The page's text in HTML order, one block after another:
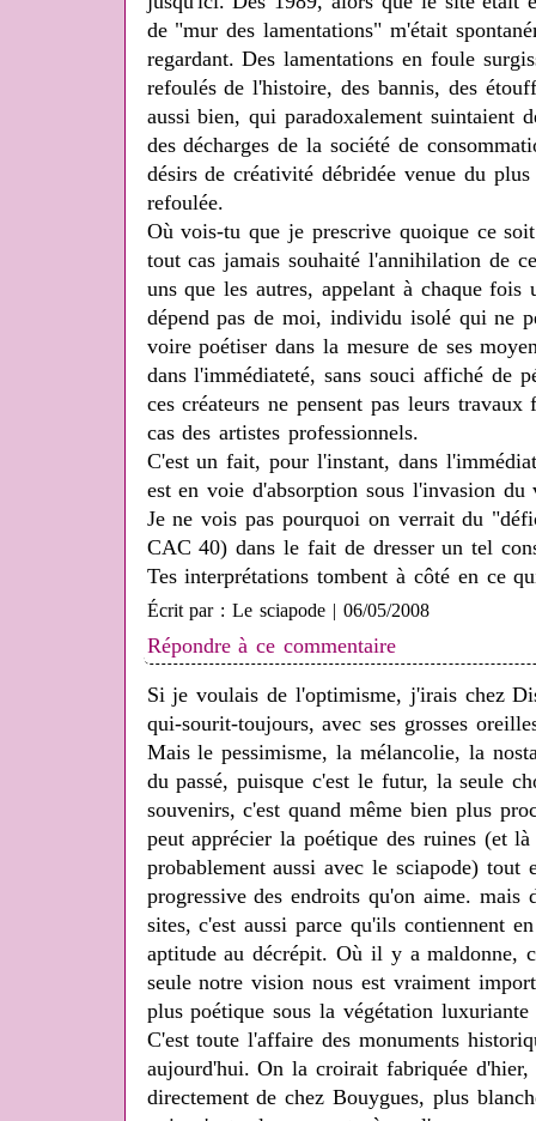
de "mur des lamentations" m'était
regardant. Des lamentations en foule
refoulés de l'histoire, des bannis, des
aussi bien, qui paradoxalement suintaient
des décharges de la société de
désirs de créativité débridée venue du
refoulée.
Où vois-tu que je prescrive quoique ce
tout cas jamais souhaité l'annihilation de
uns que les autres, appelant à chaque
dépend pas de moi, individu isolé qui ne
voire poétiser dans la mesure de ses
dans l'immédiateté, sans souci affiché de
ces créateurs ne pensent pas leurs
cas des artistes professionnels.
C'est un fait, pour l'instant, dans
est en voie d'absorption sous l'invasion du
Je ne vois pas pourquoi on verrait du
CAC 40) dans le fait de dresser un tel
Tes interprétations tombent à côté en ce
Écrit par : Le sciapode | 06/05/2008
Répondre à ce commentaire
Si je voulais de l'optimisme, j'irais chez
qui-sourit-toujours, avec ses grosses
Mais le pessimisme, la mélancolie, la
du passé, puisque c'est le futur, la seule
souvenirs, c'est quand même bien plus
peut apprécier la poétique des ruines (et
probablement aussi avec le sciapode) tout
progressive des endroits qu'on aime. mais
sites, c'est aussi parce qu'ils contiennent
aptitude au décrépit. Où il y a maldonne,
seule notre vision nous est vraiment
plus poétique sous la végétation
C'est toute l'affaire des monuments
aujourd'hui. On la croirait fabriquée
directement de chez Bouygues, plus